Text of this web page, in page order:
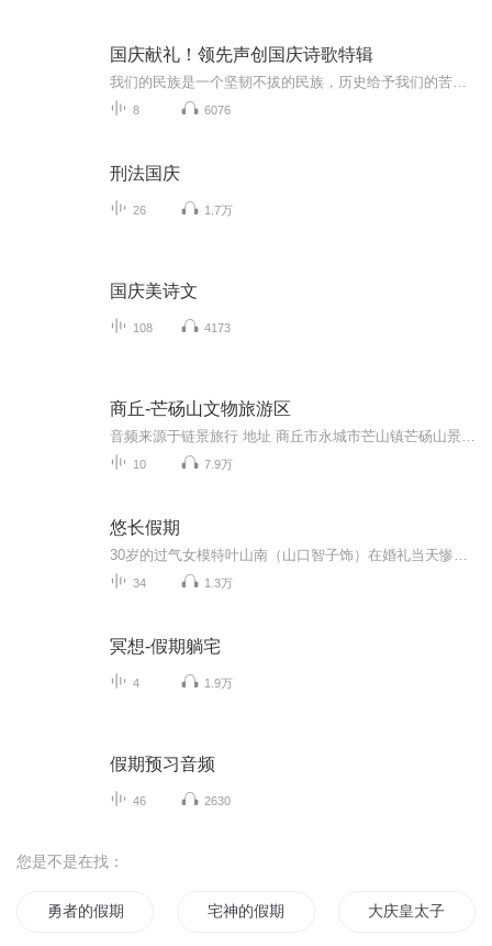
国庆献礼！领先声创国庆诗歌特辑
8 6076
刑法国庆
26 1.7万
国庆美诗文
108 4173
商丘-芒砀山文物旅游区
10 7.9万
悠长假期
34 1.3万
冥想-假期躺宅
4 1.9万
假期预习音频
46 2630
您是不是在找：
勇者的假期 宅神的假期 大庆皇太子